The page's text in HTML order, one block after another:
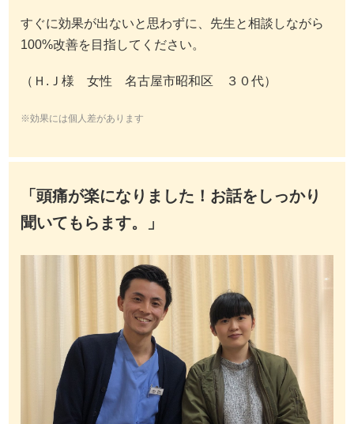
すぐに効果が出ないと思わずに、先生と相談しながら
100%改善を目指してください。
（Ｈ.Ｊ様 女性 名古屋市昭和区 ３０代）
※効果には個人差があります
「頭痛が楽になりました！お話をしっかり
聞いてもらます。」